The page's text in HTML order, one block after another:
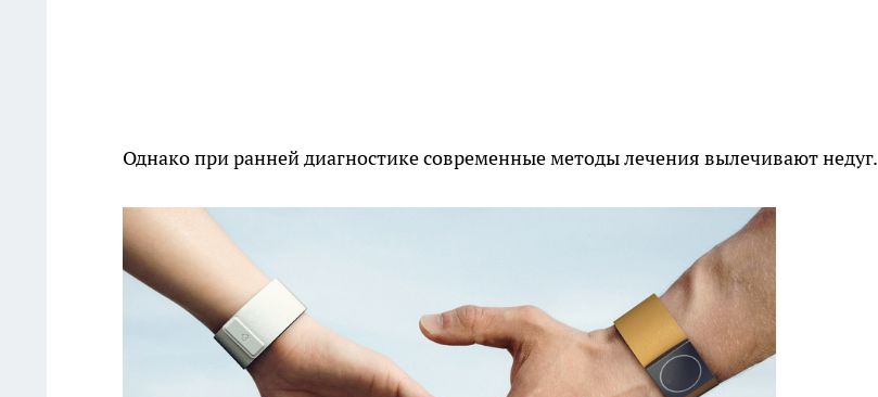
Однако при ранней диагностике современные методы лечения вылечивают недуг.